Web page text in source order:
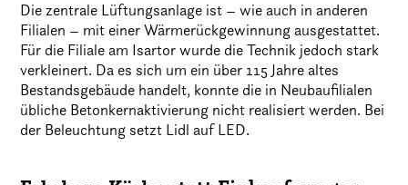
Die zentrale Lüftungsanlage ist – wie auch in anderen
Filialen – mit einer Wärmerückgewinnung ausgestattet.
Für die Filiale am Isartor wurde die Technik jedoch stark
verkleinert. Da es sich um ein über 115 Jahre altes
Bestandsgebäude handelt, konnte die in Neubaufilialen
übliche Betonkernaktivierung nicht realisiert werden. Bei
der Beleuchtung setzt Lidl auf LED.